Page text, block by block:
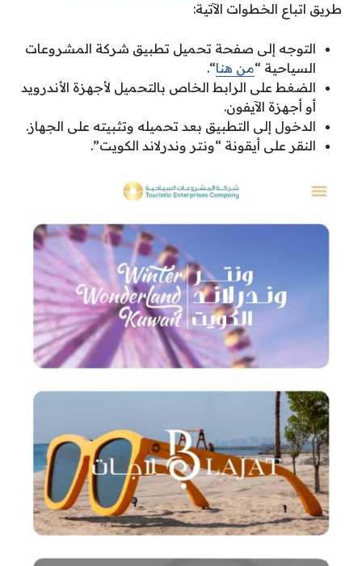
طريق اتباع الخطوات الآتية:
التوجه إلى صفحة تحميل تطبيق شركة المشروعات
السياحية “من هنا“.
الضغط على الرابط الخاص بالتحميل لأجهزة الأندرويد
أو أجهزة الآيفون.
الدخول إلى التطبيق بعد تحميله وتثبيته على الجهاز.
النقر على أيقونة “ونتر وندرلاند الكويت”.